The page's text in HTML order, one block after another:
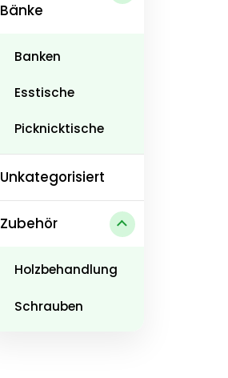
Bänke
Banken
Esstische
Picknicktische
Unkategorisiert
Zubehör
Holzbehandlung
Schrauben